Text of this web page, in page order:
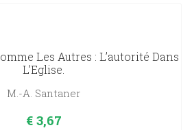
Les Autres : L’autorité Dans
L’Eglise.
M.-A. Santaner
€3,67